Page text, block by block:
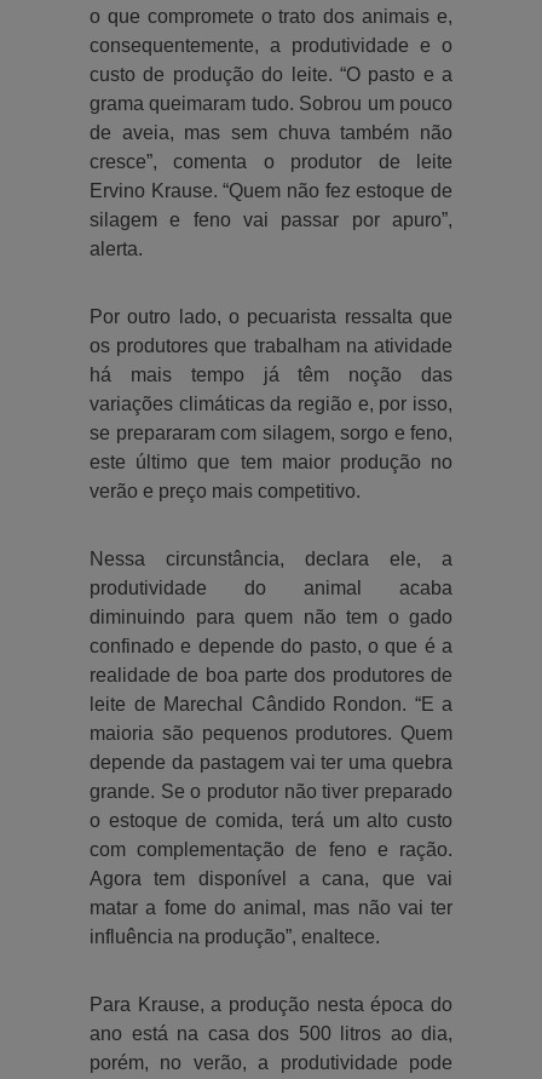
o que compromete o trato dos animais e,
consequentemente, a produtividade e o
custo de produção do leite. “O pasto e a
grama queimaram tudo. Sobrou um pouco
de aveia, mas sem chuva também não
cresce”, comenta o produtor de leite
Ervino Krause. “Quem não fez estoque de
silagem e feno vai passar por apuro”,
alerta.
Por outro lado, o pecuarista ressalta que
os produtores que trabalham na atividade
há mais tempo já têm noção das
variações climáticas da região e, por isso,
se prepararam com silagem, sorgo e feno,
este último que tem maior produção no
verão e preço mais competitivo.
Nessa circunstância, declara ele, a
produtividade do animal acaba
diminuindo para quem não tem o gado
confinado e depende do pasto, o que é a
realidade de boa parte dos produtores de
leite de Marechal Cândido Rondon. “E a
maioria são pequenos produtores. Quem
depende da pastagem vai ter uma quebra
grande. Se o produtor não tiver preparado
o estoque de comida, terá um alto custo
com complementação de feno e ração.
Agora tem disponível a cana, que vai
matar a fome do animal, mas não vai ter
influência na produção”, enaltece.
Para Krause, a produção nesta época do
ano está na casa dos 500 litros ao dia,
porém, no verão, a produtividade pode